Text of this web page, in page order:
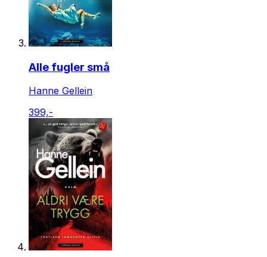
Alle fugler små
Hanne Gellein
399,-